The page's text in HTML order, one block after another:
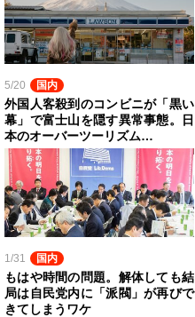
5/20 国内
外国人客殺到のコンビニが「黒い
幕」で富士山を隠す異常事態。日
本のオーバーツーリズム…
1/31 国内
もはや時間の問題。解体しても結
局は自民党内に「派閥」が再びで
きてしまうワケ